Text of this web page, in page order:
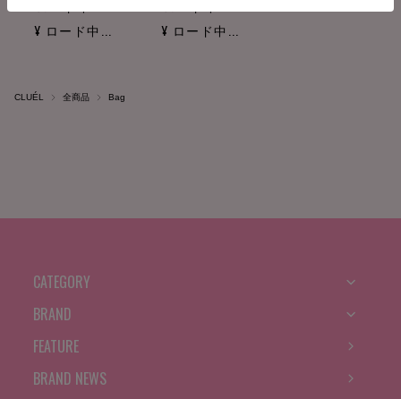
¥ ロード中... ¥ ロード中...
CLUÉL 全商品 Bag
CATEGORY
BRAND
FEATURE
BRAND NEWS